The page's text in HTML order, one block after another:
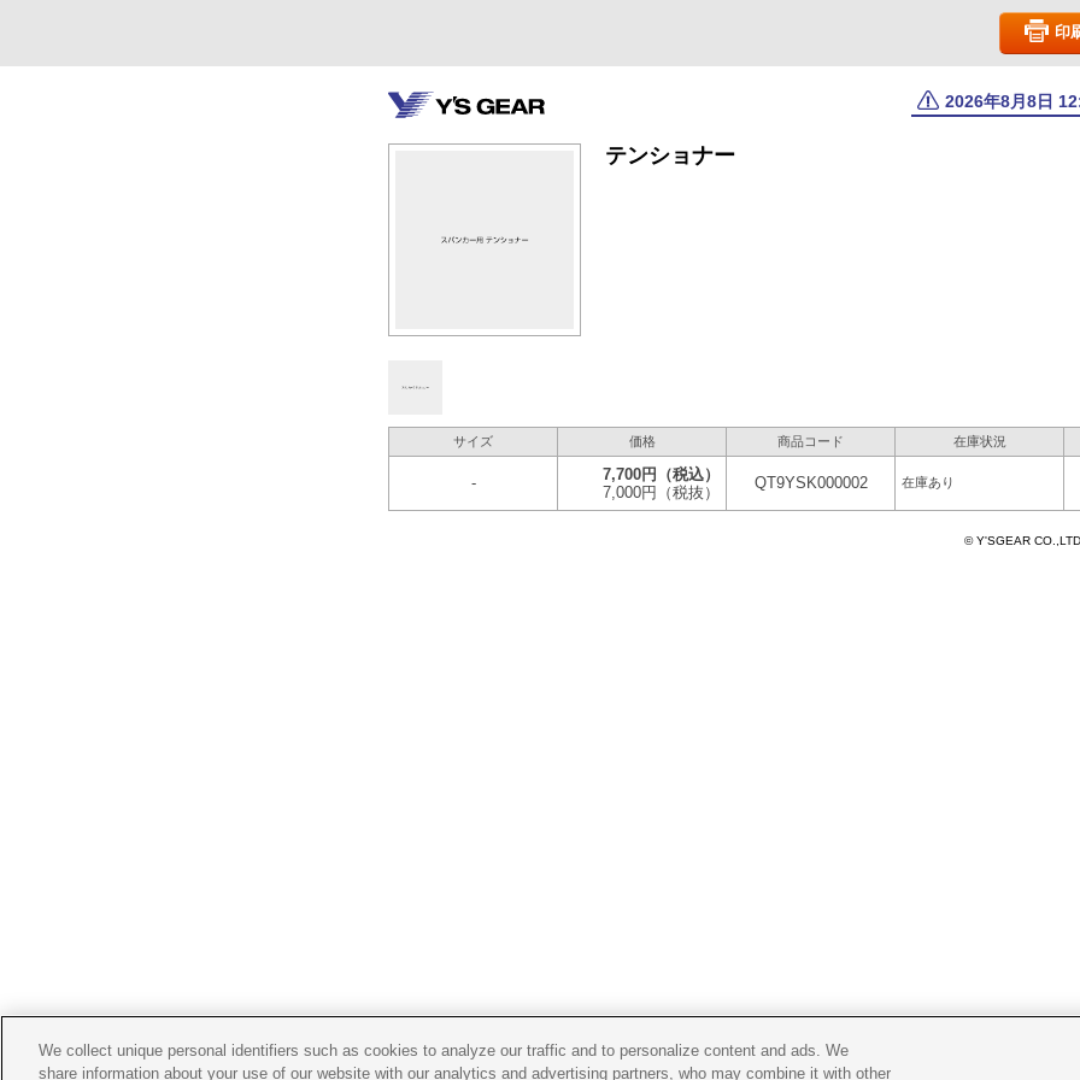
印
2026年8月8日
テンショナー
サイズ 価格 商品コード 在庫状況
- 7,700円
（税込）
7,000円
（税抜）
QT9YSK000002 在庫あり
© Y'SGEAR
We collect unique personal identifiers such as cookies to analyze our traffic and to personalize content and ads. We
share information about your use of our website with our analytics and advertising partners, who may combine it with other